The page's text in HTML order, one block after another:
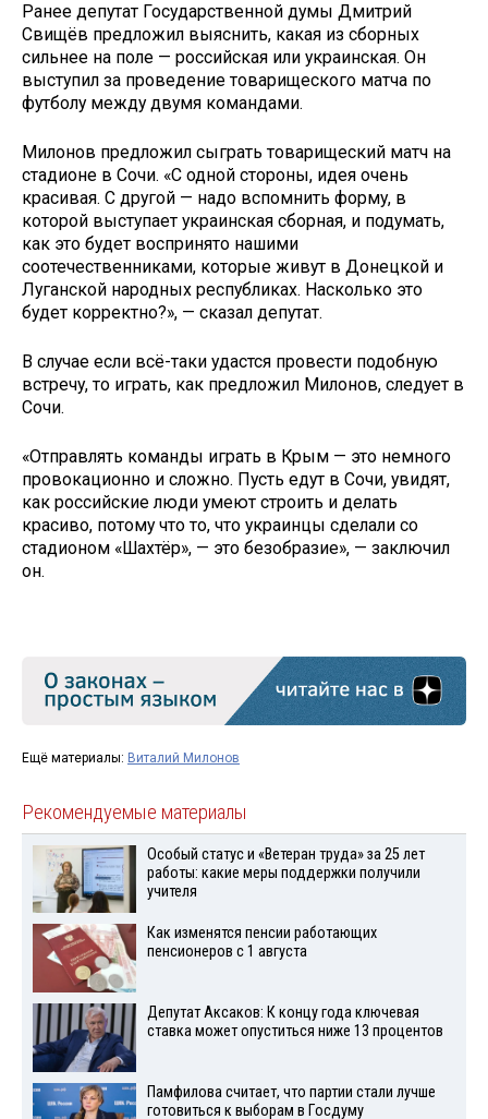
Ранее депутат Государственной думы Дмитрий
Свищёв предложил выяснить, какая из сборных
сильнее на поле — российская или украинская. Он
выступил за проведение товарищеского матча по
футболу между двумя командами.
Милонов предложил сыграть товарищеский матч на
стадионе в Сочи. «С одной стороны, идея очень
красивая. С другой — надо вспомнить форму, в
которой выступает украинская сборная, и подумать,
как это будет воспринято нашими
соотечественниками, которые живут в Донецкой и
Луганской народных республиках. Насколько это
будет корректно?», — сказал депутат.
В случае если всё-таки удастся провести подобную
встречу, то играть, как предложил Милонов, следует в
Сочи.
«Отправлять команды играть в Крым — это немного
провокационно и сложно. Пусть едут в Сочи, увидят,
как российские люди умеют строить и делать
красиво, потому что то, что украинцы сделали со
стадионом «Шахтёр», — это безобразие», — заключил
он.
Ещё материалы: Виталий Милонов
Рекомендуемые материалы
Особый статус и «Ветеран труда» за 25 лет
работы: какие меры поддержки получили
учителя
Как изменятся пенсии работающих
пенсионеров с 1 августа
Депутат Аксаков: К концу года ключевая
ставка может опуститься ниже 13 процентов
Памфилова считает, что партии стали лучше
готовиться к выборам в Госдуму